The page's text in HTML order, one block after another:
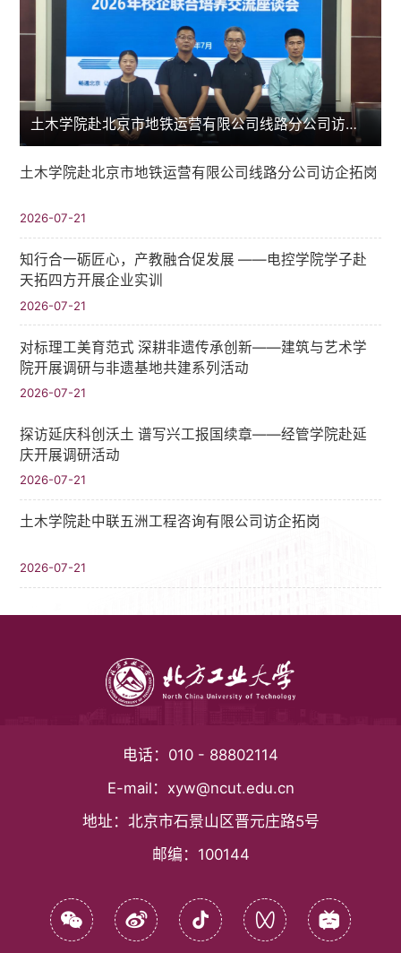
土木学院赴北京市地铁运营有限公司线路分公司访企拓岗
土木学院赴北京市地铁运营有限公司线路分公司访企拓岗
2026-07-21
知行合一砺匠心，产教融合促发展 ——电控学院学子赴
天拓四方开展企业实训
2026-07-21
对标理工美育范式 深耕非遗传承创新——建筑与艺术学
院开展调研与非遗基地共建系列活动
2026-07-21
探访延庆科创沃土 谱写兴工报国续章——经管学院赴延
庆开展调研活动
2026-07-21
土木学院赴中联五洲工程咨询有限公司访企拓岗
2026-07-21
电话： 010 - 88802114
E-mail： xyw@ncut.edu.cn
地址： 北京市石景山区晋元庄路5号
邮编： 100144